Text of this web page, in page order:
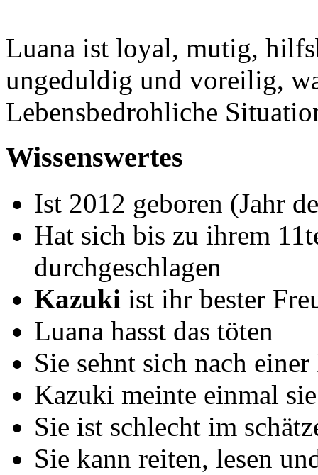
Luana ist loyal, mutig,
ungeduldig und voreilig,
Lebensbedrohliche
Wissenswertes
Ist 2012 geboren (Jahr
Hat sich bis zu ihrem
durchgeschlagen
Kazuki ist ihr bester
Luana hasst das töten
Sie sehnt sich nach
Kazuki meinte einmal
Sie ist schlecht im
Sie kann reiten, lesen